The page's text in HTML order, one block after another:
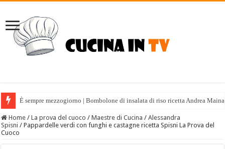
È sempre mezzogiorno | Bombolone di insalata di riso ricetta Andrea
Home / La prova del cuoco / Maestre di Cucina / Alessandra
Spisni / Pappardelle verdi con funghi e castagne ricetta Spisni La Prova del
Cuoco